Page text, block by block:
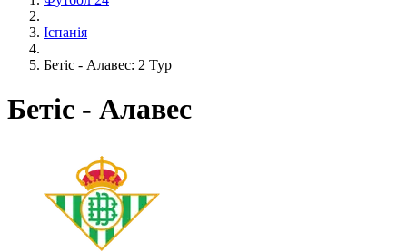
Іспанія
Бетіс - Алавес: 2 Тур
Бетіс - Алавес